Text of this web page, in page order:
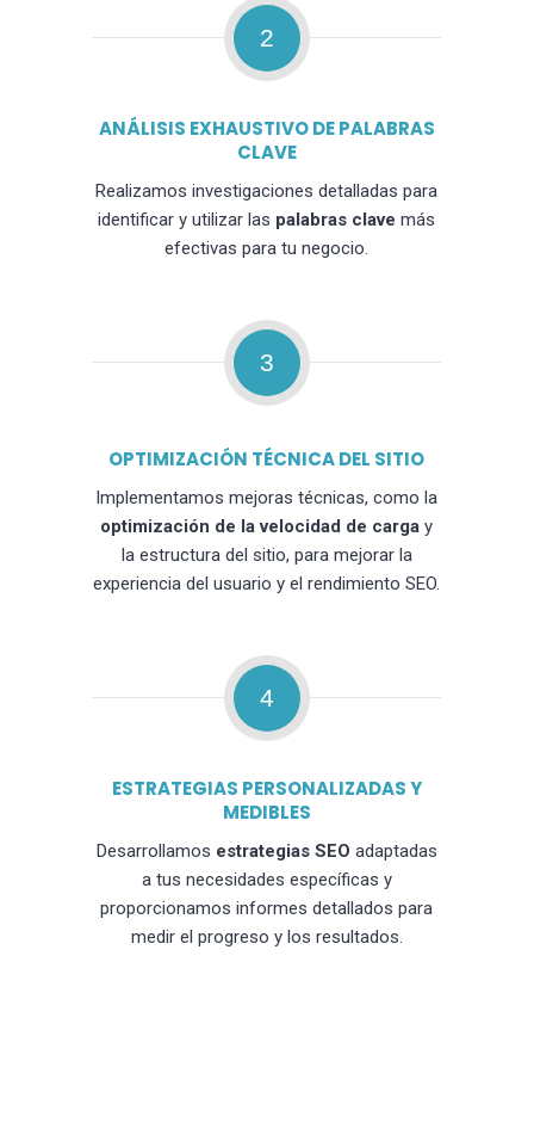
2
ANÁLISIS EXHAUSTIVO DE PALABRAS
CLAVE
Realizamos investigaciones detalladas para
identificar y utilizar las palabras clave más
efectivas para tu negocio.
3
OPTIMIZACIÓN TÉCNICA DEL SITIO
Implementamos mejoras técnicas, como la
optimización de la velocidad de carga y
la estructura del sitio, para mejorar la
experiencia del usuario y el rendimiento SEO.
4
ESTRATEGIAS PERSONALIZADAS Y
MEDIBLES
Desarrollamos estrategias SEO adaptadas
a tus necesidades específicas y
proporcionamos informes detallados para
medir el progreso y los resultados.